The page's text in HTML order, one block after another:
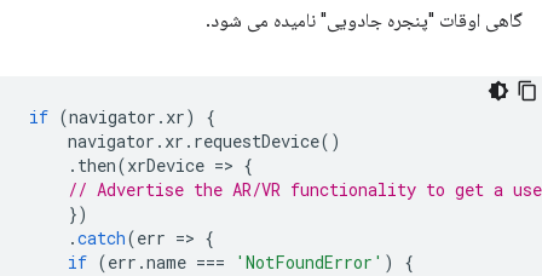
گاهی اوقات "پنجره جادویی" نامیده می شود.
if (navigator . xr)
{
navigator . xr . requestDevice()
. then(xrDevice => {
// Advertise the AR/VR functionality to get a
})
.catch(err => {
if (err .name === 'NotFoundError' )
{